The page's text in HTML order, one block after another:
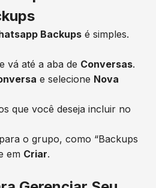
Backups é simples.
vá até a aba de Conversas.
e selecione Nova
que você deseja incluir no
o grupo, como “Backups
em Criar.